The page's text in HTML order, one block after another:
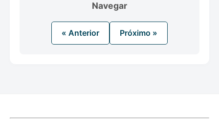
Navegar
« Anterior Próximo »